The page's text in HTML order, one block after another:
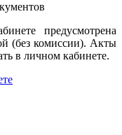
предусмотрена
(без комиссии). Акты
в личном кабинете.